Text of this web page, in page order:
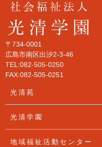
〒734-0001
広島市南区出汐2-3-46
TEL:082-505-0250
FAX:082-505-0251
光清苑
光清学園
地域福祉活動センター